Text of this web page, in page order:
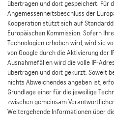
übertragen und dort gespeichert. Für
Angemessenheitsbeschluss der
Kooperation stützt sich auf
Europäischen Kommission. Sofern
Technologien erhoben wird, wird sie
von Google durch die Aktivierung der
Ausnahmefällen wird die volle IP-
übertragen und dort gekürzt. Soweit
nichts Abweichendes angeben ist,
Grundlage einer für die jeweilige
zwischen gemeinsam
Weitergehende Informationen über